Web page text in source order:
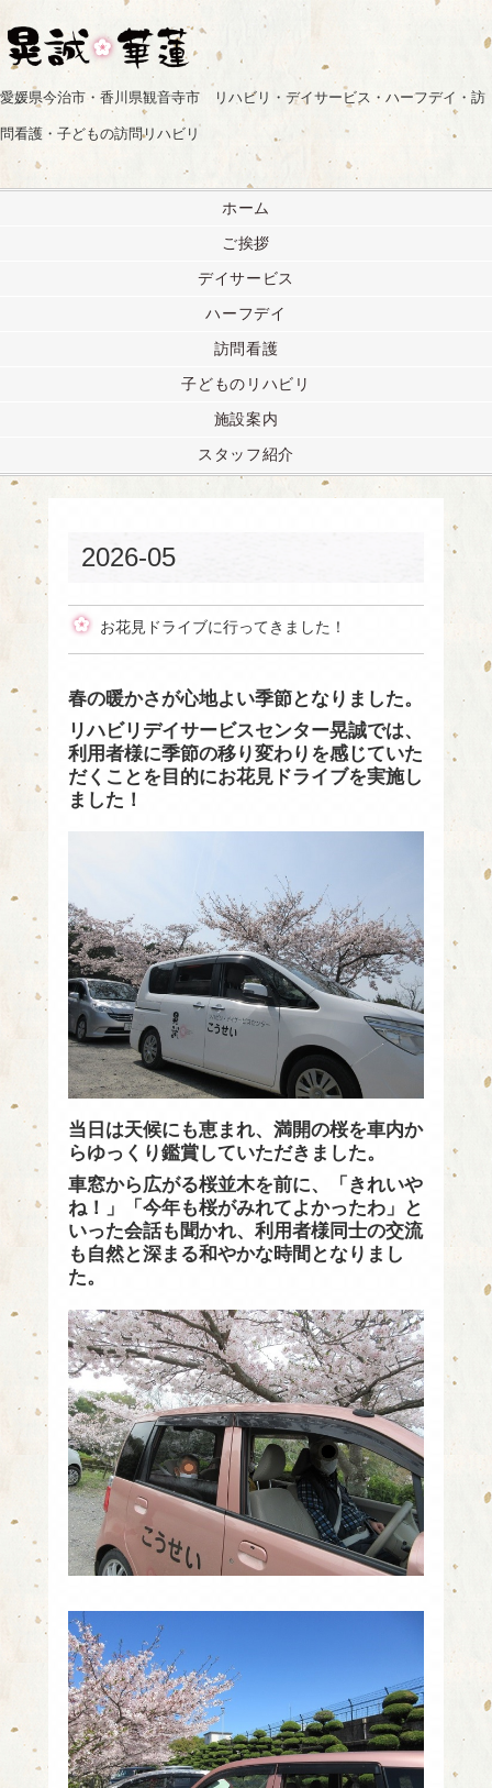
愛媛県今治市・香川県観音寺市 リハビリ・デイサービス・ハーフデイ・訪
問看護・子どもの訪問リハビリ
ホーム
ご挨拶
デイサービス
ハーフデイ
訪問看護
子どものリハビリ
施設案内
スタッフ紹介
2026-05
お花見ドライブに行ってきました！
春の暖かさが心地よい季節となりました。
リハビリデイサービスセンター晃誠では、
利用者様に季節の移り変わりを感じていた
だくことを目的にお花見ドライブを実施し
ました！
当日は天候にも恵まれ、満開の桜を車内か
らゆっくり鑑賞していただきました。
車窓から広がる桜並木を前に、「きれいや
ね！」「今年も桜がみれてよかったわ」と
いった会話も聞かれ、利用者様同士の交流
も自然と深まる和やかな時間となりまし
た。